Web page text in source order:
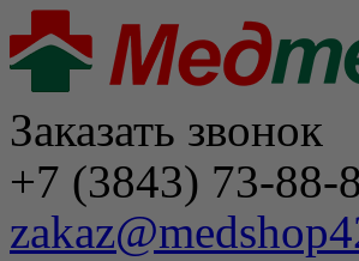
Заказать звонок
+7 (3843) 73-88-